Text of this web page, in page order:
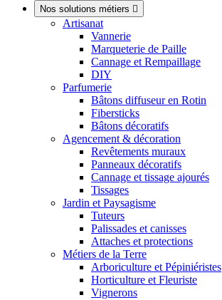
Nos solutions métiers 
Artisanat
Vannerie
Marqueterie de Paille
Cannage et Rempaillage
DIY
Parfumerie
Bâtons diffuseur en Rotin
Fibersticks
Bâtons décoratifs
Agencement & décoration
Revêtements muraux
Panneaux décoratifs
Cannage et tissage ajourés
Tissages
Jardin et Paysagisme
Tuteurs
Palissades et canisses
Attaches et protections
Métiers de la Terre
Arboriculture et Pépiniéristes
Horticulture et Fleuriste
Vignerons